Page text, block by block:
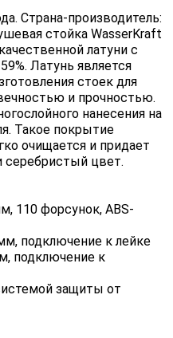
Страна-производитель:
стойка WasserKraft
латуни с
Латунь является
стоек для
и прочностью.
нанесения на
Такое покрытие
очищается и придает
серебристый цвет.
110 форсунок, ABS-
подключение к лейке
подключение к
защиты от